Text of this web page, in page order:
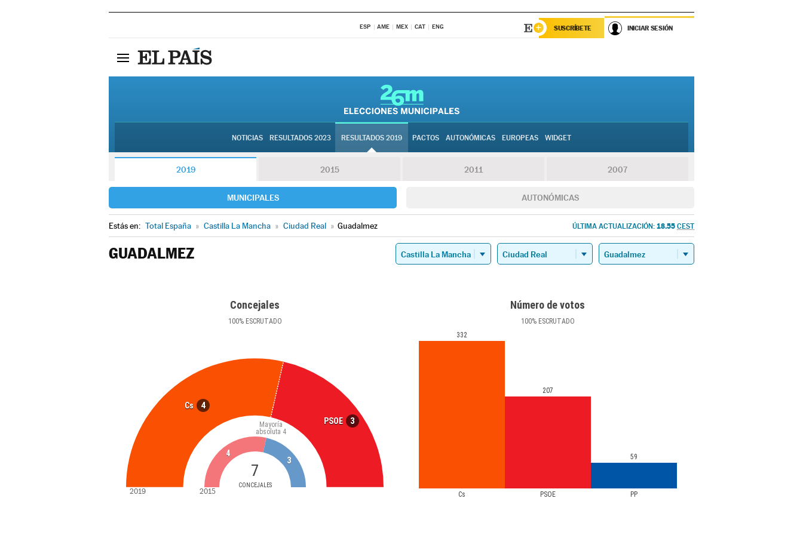
ESP AME MEX CAT ENG SUSCRÍBETE INICIAR SESIÓN
NOTICIAS RESULTADOS 2023 RESULTADOS 2019 PACTOS AUTONÓMICAS EUROPEAS WIDGET
2019 2015 2011 2007
MUNICIPALES AUTONÓMICAS
Estás en: Total España » Castilla La Mancha » Ciudad Real » Guadalmez ÚLTIMA ACTUALIZACIÓN: 18.55 CEST
GUADALMEZ
Concejales
100%ESCRUTADO
Cs 4
PSOE 3
7
CONCEJALES
Mayoría
absoluta 4
4
3
2019 2015
Número de votos
100%ESCRUTADO
Cs PSOE PP
332
207
59